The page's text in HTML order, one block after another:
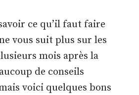
ce qu’il faut faire
vous suit plus sur les
mois après la
de conseils
voici quelques bons